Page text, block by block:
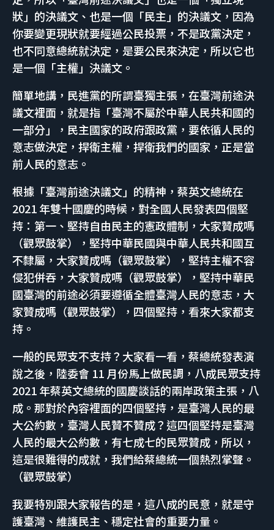
狀」的決議文、也是一個「民主」的決議文，因為
你要變更現狀就要經過公民投票，不是政黨決定，
也不同意總統就決定，是要公民來決定，所以它也
是一個「主權」決議文。
簡單地講，民進黨的所謂臺獨主張，在臺灣前途決
議文裡面，就是指「臺灣不屬於中華人民共和國的
一部分」，民主國家的政府跟政黨，要依循人民的
意志做決定，捍衛主權，捍衛我們的國家，正是當
前人民的意志。
根據「臺灣前途決議文」的精神，蔡英文總統在
2021 年雙十國慶的時候，對全國人民發表四個堅
持：第一、堅持自由民主的憲政體制，大家贊成嗎
（觀眾鼓掌），堅持中華民國與中華人民共和國互
不隸屬，大家贊成嗎（觀眾鼓掌），堅持主權不容
侵犯併吞，大家贊成嗎（觀眾鼓掌），堅持中華民
國臺灣的前途必須要遵循全體臺灣人民的意志，大
家贊成嗎（觀眾鼓掌），四個堅持，看來大家都支
持。
一般的民眾支不支持？大家看一看，蔡總統發表演
說之後，陸委會 11 月份馬上做民調，八成民眾支持
2021 年蔡英文總統的國慶談話的兩岸政策主張，八
成。那對於內容裡面的四個堅持，是臺灣人民的最
大公約數，臺灣人民贊不贊成？這四個堅持是臺灣
人民的最大公約數，有七成七的民眾贊成，所以，
這是很難得的成就，我們給蔡總統一個熱烈掌聲。
（觀眾鼓掌）
我要特別跟大家報告的是，這八成的民意，就是守
護臺灣、維護民主、穩定社會的重要力量。